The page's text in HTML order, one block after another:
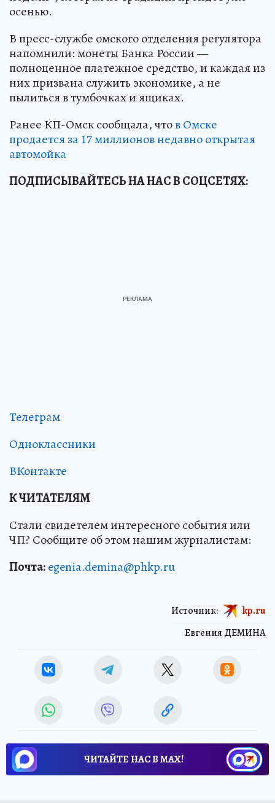
осенью.
В пресс-службе омского отделения регулятора
напомнили: монеты Банка России —
полноценное платежное средство, и каждая из
них призвана служить экономике, а не
пылиться в тумбочках и ящиках.
Ранее КП-Омск сообщала, чтов Омске
продается за 17 миллионов недавно открытая
автомойка
ПОДПИСЫВАЙТЕСЬ НА НАС В СОЦСЕТЯХ:
Телеграм
Одноклассники
ВКонтакте
К ЧИТАТЕЛЯМ
Стали свидетелем интересного события или
ЧП? Сообщите об этом нашим журналистам:
Почта:egenia.demina@phkp.ru
Евгения ДЕМИНА
Источник: kp.ru
ЧИТАЙТЕ НАС В МАХ!